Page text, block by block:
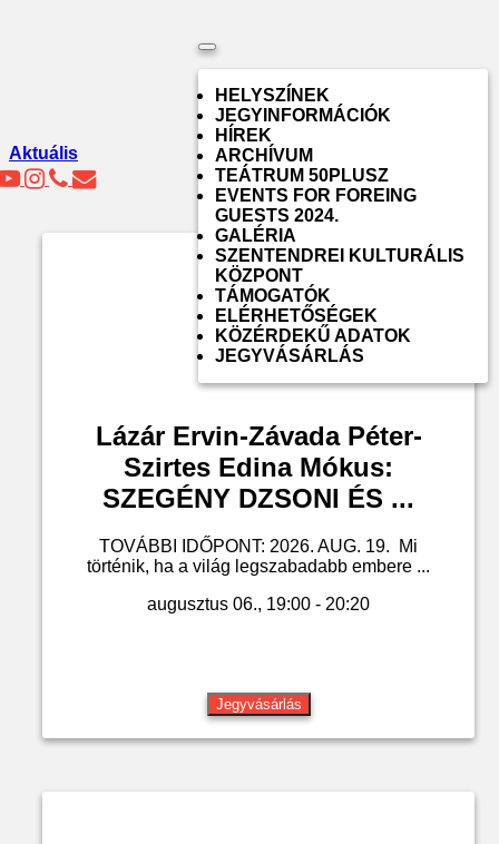
Toggle
navigation
HELYSZÍNEK
JEGYINFORMÁCIÓK
HÍREK
ARCHÍVUM
TEÁTRUM 50PLUSZ
EVENTS FOR FOREING
GUESTS 2024.
GALÉRIA
SZENTENDREI KULTURÁLIS
KÖZPONT
TÁMOGATÓK
ELÉRHETŐSÉGEK
KÖZÉRDEKŰ ADATOK
JEGYVÁSÁRLÁS
Aktuális
Lázár Ervin-Závada Péter-
Szirtes Edina Mókus:
SZEGÉNY DZSONI ÉS ...
TOVÁBBI IDŐPONT: 2026. AUG. 19. Mi
történik, ha a világ legszabadabb embere ...
augusztus 06., 19:00 - 20:20
Jegyvásárlás